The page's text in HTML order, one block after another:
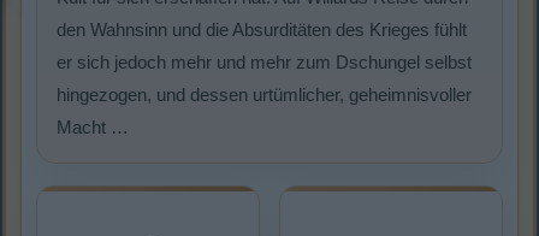
den Wahnsinn und die Absurditäten des Krieges fühlt
er sich jedoch mehr und mehr zum Dschungel selbst
hingezogen, und dessen urtümlicher, geheimnisvoller
Macht …